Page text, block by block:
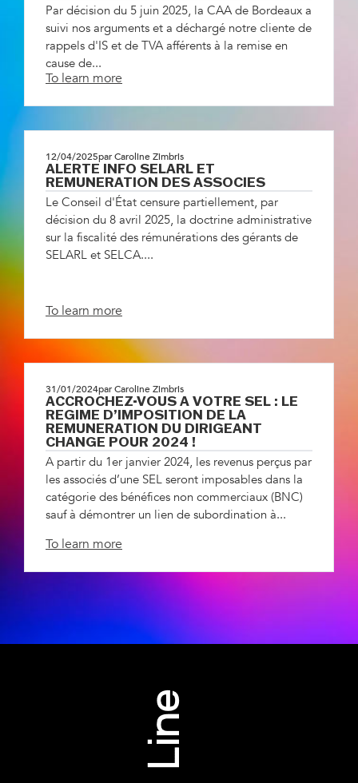
Par décision du 5 juin 2025, la CAA de Bordeaux a
suivi nos arguments et a déchargé notre cliente de
rappels d'IS et de TVA afférents à la remise en
cause de...
To learn more
12/04/2025par Caroline Zimbris
ALERTE INFO SELARL ET
REMUNERATION DES ASSOCIES
Le Conseil d'État censure partiellement, par
décision du 8 avril 2025, la doctrine administrative
sur la fiscalité des rémunérations des gérants de
SELARL et SELCA....
To learn more
31/01/2024par Caroline Zimbris
ACCROCHEZ-VOUS A VOTRE SEL : LE
REGIME D’IMPOSITION DE LA
REMUNERATION DU DIRIGEANT
CHANGE POUR 2024 !
A partir du 1er janvier 2024, les revenus perçus par
les associés d’une SEL seront imposables dans la
catégorie des bénéfices non commerciaux (BNC)
sauf à démontrer un lien de subordination à...
To learn more